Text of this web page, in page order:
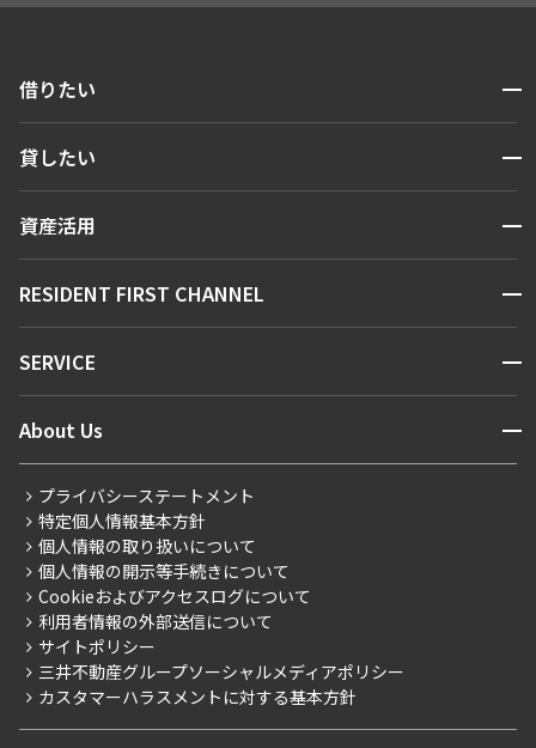
借りたい 開閉
人気エリアから探す
新着情報から探す
新着募集情報
こだわりから探す
こだわり一覧
プレミアムマンション
新築
当社限定（港区・渋谷区）
当社限定（港区・渋谷区以外）
三井不動産企画
貸したい 開閉
お問い合わせ
資産活用 開閉
お問い合わせ
RESIDENT FIRST CHANNEL 開閉
マンションレポート
住まいのコラム
SERVICE 開閉
会員ページ
ご入居・提携サービス
お部屋探しからご契約まで
よくあるご質問
社宅紹介
【仲介会社様向け】当社仲介事業部取り扱い物件入居申込
About Us 開閉
会社情報
事業案内
採用情報
ニュースリリース
お問い合わせ
プライバシーステートメント
特定個人情報基本方針
個人情報の取り扱いについて
個人情報の開示等手続きについて
Cookieおよびアクセスログについて
利用者情報の外部送信について
サイトポリシー
三井不動産グループソーシャルメディアポリシー
カスタマーハラスメントに対する基本方針